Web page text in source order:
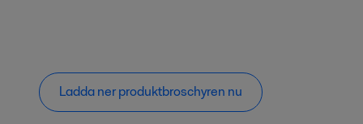
Ladda ner produktbroschyren nu